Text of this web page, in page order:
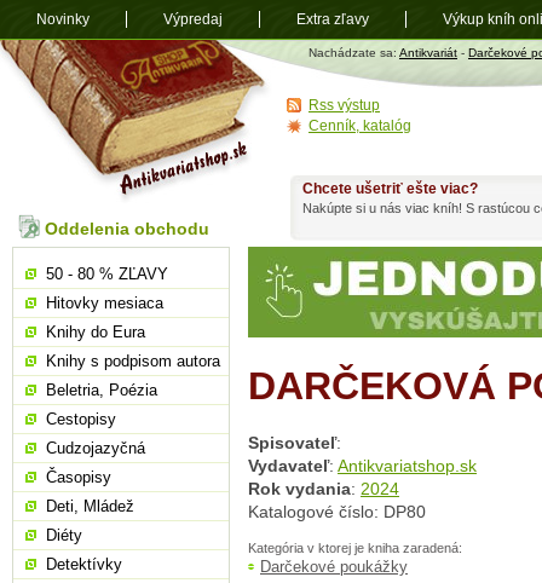
Antikvariát
shop.sk
Nachádzate sa: Antikvariát - Darčekové
DARČEKOVÁ
Spisovateľ:
Vydavateľ: Antikvariatshop.sk
Rok vydania: 2024
Katalogové číslo: DP80
Kategória v ktorej je kniha zaradená:
Darčekové poukážky
Chcete ušetriť ešte viac?
Nakúpte si u nás viac kníh! S rastúcou
Oddelenia obchodu
50 - 80 % ZĽAVY
Hitovky mesiaca
Knihy do Eura
Knihy s podpisom autora
Beletria, Poézia
Cestopisy
Cudzojazyčná
Časopisy
Deti, Mládež
Diéty
Detektívky
Rss výstup
Cenník, katalóg
Novinky Výpredaj Extra zľavy Výkup kníh